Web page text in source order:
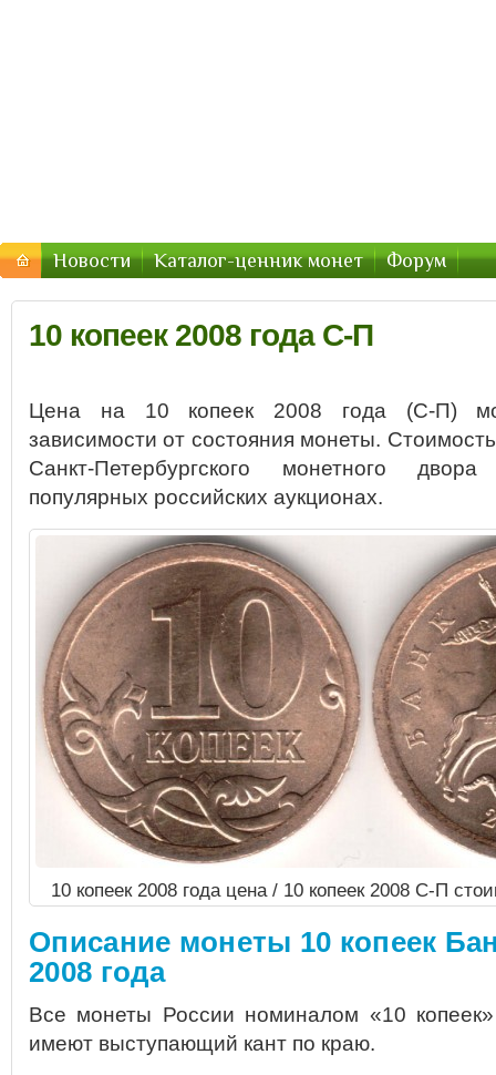
Новости Каталог-ценник монет Форум
10 копеек 2008 года С-П
Цена на 10 копеек 2008 года (С-П)
зависимости от состояния монеты.
Санкт-Петербургского монетного
популярных российских аукционах.
10 копеек 2008 года цена / 10 копеек 2008 С-П
Описание монеты 10 копеек
2008 года
Все монеты России номиналом «10
имеют выступающий кант по краю.